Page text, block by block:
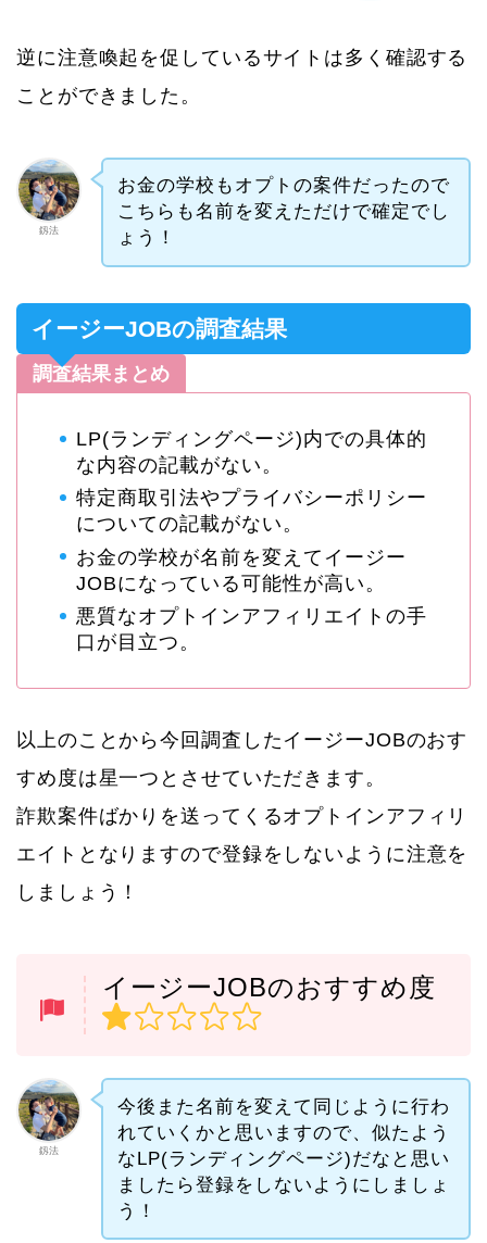
逆に注意喚起を促しているサイトは多く確認する
ことができました。
釼法
お金の学校もオプトの案件だったので
こちらも名前を変えただけで確定でし
ょう！
イージーJOBの調査結果
調査結果まとめ
LP(ランディングページ)内での具体的
な内容の記載がない。
特定商取引法やプライバシーポリシー
についての記載がない。
お金の学校が名前を変えてイージー
JOBになっている可能性が高い。
悪質なオプトインアフィリエイトの手
口が目立つ。
以上のことから今回調査したイージーJOBのおす
すめ度は星一つとさせていただきます。
詐欺案件ばかりを送ってくるオプトインアフィリ
エイトとなりますので登録をしないように注意を
しましょう！
イージーJOBのおすすめ度
釼法
今後また名前を変えて同じように行わ
れていくかと思いますので、似たよう
なLP(ランディングページ)だなと思い
ましたら登録をしないようにしましょ
う！